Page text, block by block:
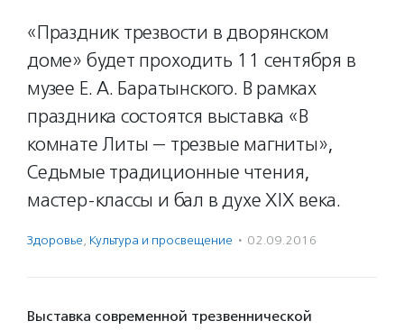
«Праздник трезвости в дворянском
доме» будет проходить 11 сентября в
музее Е. А. Баратынского. В рамках
праздника состоятся выставка «В
комнате Литы — трезвые магниты»,
Седьмые традиционные чтения,
мастер-классы и бал в духе XIX века.
Здоровье, Культура и просвещение · 02.09.2016
Выставка современной трезвеннической